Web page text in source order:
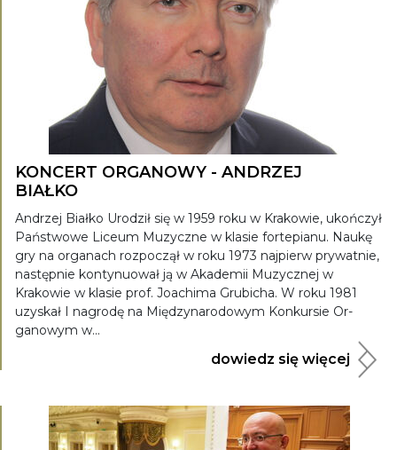
KONCERT ORGANOWY - ANDRZEJ
BIAŁKO
Andrzej Białko Urodził się w 1959 roku w Krakowie, ukończył
Państwowe Liceum Muzyczne w klasie fortepianu. Naukę
gry na organach rozpoczął w roku 1973 najpierw prywatnie,
następnie kontynuował ją w Akademii Muzycznej w
Krakowie w klasie prof. Joachima Grubicha. W roku 1981
uzyskał I nagrodę na Międzynarodowym Konkursie Or-
ganowym w...
dowiedz się więcej